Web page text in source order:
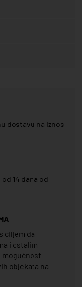
dostavu na iznos
14 dana od
ciljem da
i ostalim
mogućnost
objekata na